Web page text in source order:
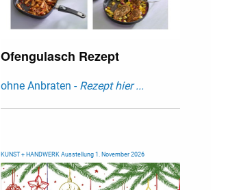
Ofengulasch Rezept
ohne Anbraten - Rezept hier ...
KUNST + HANDWERK Ausstellung 1. November 2026